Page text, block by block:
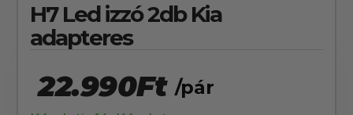
H7 Led izzó 2db Kia
adapteres
22.990Ft /pár